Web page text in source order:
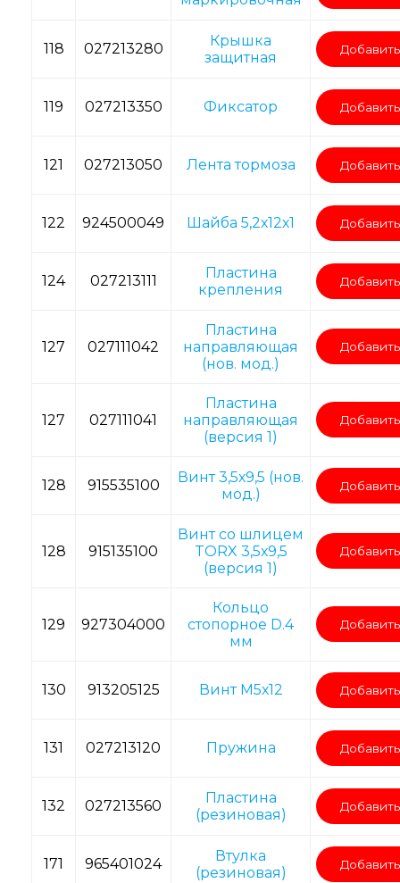
118 027213280
Крышка
защитная
Добавить
119 027213350 Фиксатор Добавить
121 027213050 Лента тормоза Добавить
122 924500049 Шайба 5,2х12х1 Добавить
124 027213111
Пластина
крепления
Добавить
127 027111042
Пластина
направляющая
(нов. мод.)
Добавить
127 027111041
Пластина
направляющая
(версия 1)
Добавить
128 915535100
Винт 3,5х9,5 (нов.
мод.)
Добавить
128 915135100
Винт со шлицем
TORX 3,5х9,5
(версия 1)
Добавить
129 927304000
Кольцо
стопорное D.4
мм
Добавить
130 913205125 Винт M5х12 Добавить
131 027213120 Пружина Добавить
132 027213560
Пластина
(резиновая)
Добавить
171 965401024
Втулка
(резиновая)
Добавить